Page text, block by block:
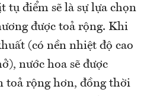
tụ điểm sẽ là sự lựa chọn
được toả rộng. Khi
(có nền nhiệt độ cao
nước hoa sẽ được
toả rộng hơn, đồng thời